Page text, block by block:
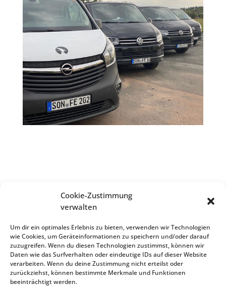
Cookie-Zustimmung
verwalten
Um dir ein optimales Erlebnis zu bieten, verwenden wir Technologien
wie Cookies, um Geräteinformationen zu speichern und/oder darauf
zuzugreifen. Wenn du diesen Technologien zustimmst, können wir
Daten wie das Surfverhalten oder eindeutige IDs auf dieser Website
verarbeiten. Wenn du deine Zustimmung nicht erteilst oder
zurückziehst, können bestimmte Merkmale und Funktionen
beeinträchtigt werden.
Datenschutz